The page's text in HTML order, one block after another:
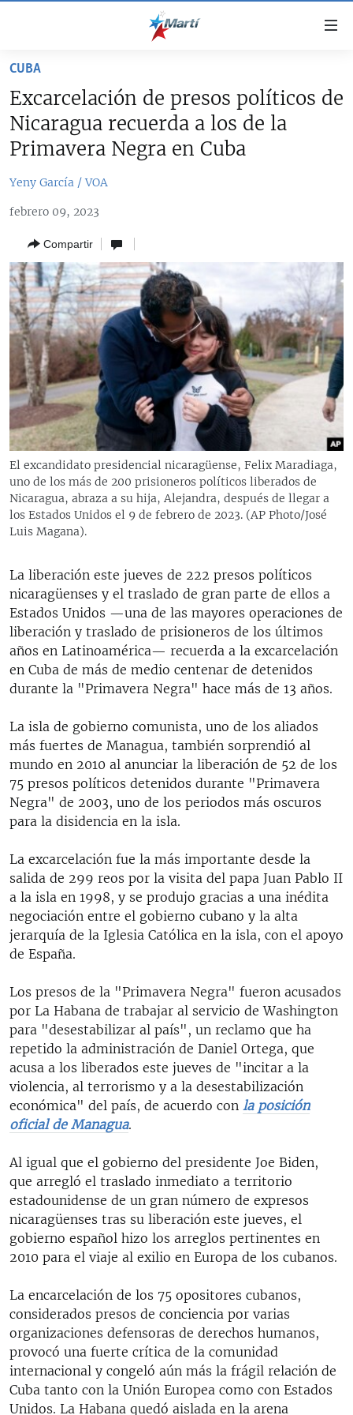
accesibilidad
contenido
principal
navegación
principal
la
búsqueda
CUBA
CUBA
SOBRE CUBA
ESTADOS UNIDOS
DEPORTES
ARTE Y ENTRETENIMIENTO
OPINIÓN GRÁFICA
AUDIOVISUALES MARTÍ
RADIO MARTÍ
ESPECIALES
ESPECIALES
LA REALIDAD DE LA VIVIENDA EN CUBA
SER VIEJO EN CUBA
KENTU-CUBANO
LOS SANTOS DE HIALEAH
DESINFORMACIÓN RUSA EN AMÉRICA LATINA
LA INVASIÓN DE RUSIA A UCRANIA
MULTIMEDIA
EDITORIALES
SÍGUENOS
CUBA
Excarcelación de presos políticos de
Nicaragua recuerda a los de la
Primavera Negra en Cuba
Yeny García / VOA
febrero 09, 2023
Compartir
El excandidato presidencial nicaragüense, Felix Maradiaga,
uno de los más de 200 prisioneros políticos liberados de
Nicaragua, abraza a su hija, Alejandra, después de llegar a
los Estados Unidos el 9 de febrero de 2023. (AP Photo/José
Luis Magana).
La liberación este jueves de 222 presos políticos
nicaragüenses y el traslado de gran parte de ellos a
Estados Unidos —una de las mayores operaciones de
liberación y traslado de prisioneros de los últimos
años en Latinoamérica— recuerda a la excarcelación
en Cuba de más de medio centenar de detenidos
durante la "Primavera Negra" hace más de 13 años.
La isla de gobierno comunista, uno de los aliados
más fuertes de Managua, también sorprendió al
mundo en 2010 al anunciar la liberación de 52 de los
75 presos políticos detenidos durante "Primavera
Negra" de 2003, uno de los periodos más oscuros
para la disidencia en la isla.
La excarcelación fue la más importante desde la
salida de 299 reos por la visita del papa Juan Pablo II
a la isla en 1998, y se produjo gracias a una inédita
negociación entre el gobierno cubano y la alta
jerarquía de la Iglesia Católica en la isla, con el apoyo
de España.
Los presos de la "Primavera Negra" fueron acusados
por La Habana de trabajar al servicio de Washington
para "desestabilizar al país", un reclamo que ha
repetido la administración de Daniel Ortega, que
acusa a los liberados este jueves de "incitar a la
violencia, al terrorismo y a la desestabilización
económica" del país, de acuerdo con la posición
oficial de Managua.
Al igual que el gobierno del presidente Joe Biden,
que arregló el traslado inmediato a territorio
estadounidense de un gran número de expresos
nicaragüenses tras su liberación este jueves, el
gobierno español hizo los arreglos pertinentes en
2010 para el viaje al exilio en Europa de los cubanos.
La encarcelación de los 75 opositores cubanos,
considerados presos de conciencia por varias
organizaciones defensoras de derechos humanos,
provocó una fuerte crítica de la comunidad
internacional y congeló aún más la frágil relación de
Cuba tanto con la Unión Europea como con Estados
Unidos. La Habana quedó aislada en la arena